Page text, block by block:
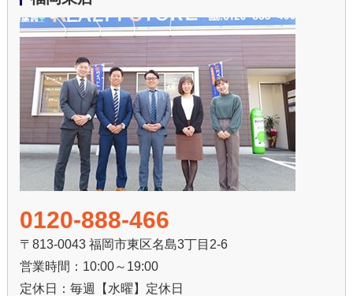
0120-888-466
〒813-0043 福岡市東区名島3丁目2-6
営業時間：10:00～19:00
定休日：毎週【水曜】定休日